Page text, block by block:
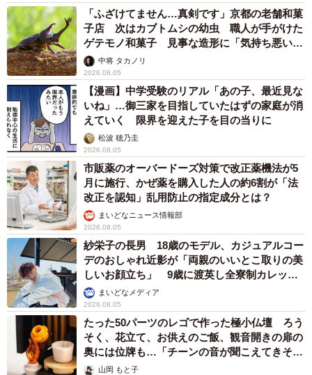
「ふざけてません…真剣です」京都の老舗和菓
子店 次はカブトムシの幼虫 職人が手がけた
ゲテモノ和菓子 見事な造形に「気持ち悪いく
らいリアル」
中将 タカノリ
2026.08.05
【漫画】中学受験のリアル「あの子、最近見な
いね」…御三家を目指していたはずの家庭が消
えていく 限界を迎えた子を目の当りに
松波 穂乃圭
2026.08.05
市販薬のオーバードーズ対策で改正薬機法が5
月に施行、かぜ薬を購入した人の約6割が「法
改正を認知」乱用防止の指定成分とは？
まいどなニュース情報部
2026.08.05
紗栄子の長男 18歳のモデル、カジュアルコー
デのおしゃれ近影が「両親のいいとこ取りの美
しいお顔立ち」 9歳に渡英し全寮制カレッジ
で学ぶまいどなメディア
2026.08.05
たった50パーツのレゴで作った極小仏壇 ろう
そく、花立て、お供えのご飯、観音開きの扉の
奥には位牌も…「チーンの音が聞こえてきそ
う」山岡 もと子